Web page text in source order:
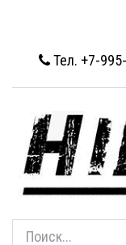
Тел. +7-